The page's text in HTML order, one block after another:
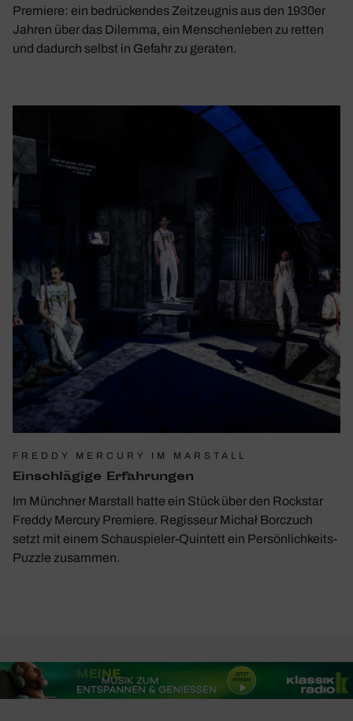
Premiere: ein bedrückendes Zeitzeugnis aus den 1930er
Jahren über das Dilemma, ein Menschenleben zu retten
und dadurch selbst in Gefahr zu geraten.
FREDDY MERCURY IM MARSTALL
Einschlä­gige Erfah­rungen
Im Münchner Marstall hatte ein Stück über den Rockstar
Freddy Mercury Premiere. Regisseur Michał Borczuch
setzt mit einem Schauspieler-Quintett ein Persönlichkeits-
Puzzle zusammen.